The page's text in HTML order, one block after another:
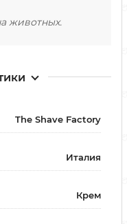
животных.
The Shave Factory
Италия
Крем